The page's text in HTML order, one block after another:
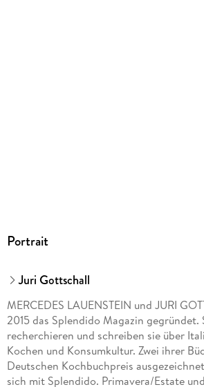
Portrait
Juri Gottschall
MERCEDES LAUENSTEIN und JURI
2015 das Splendido Magazin gegründet.
recherchieren und schreiben sie über
Kochen und Konsumkultur. Zwei ihrer
Deutschen Kochbuchpreis
sich mit Splendido. Primavera/Estate